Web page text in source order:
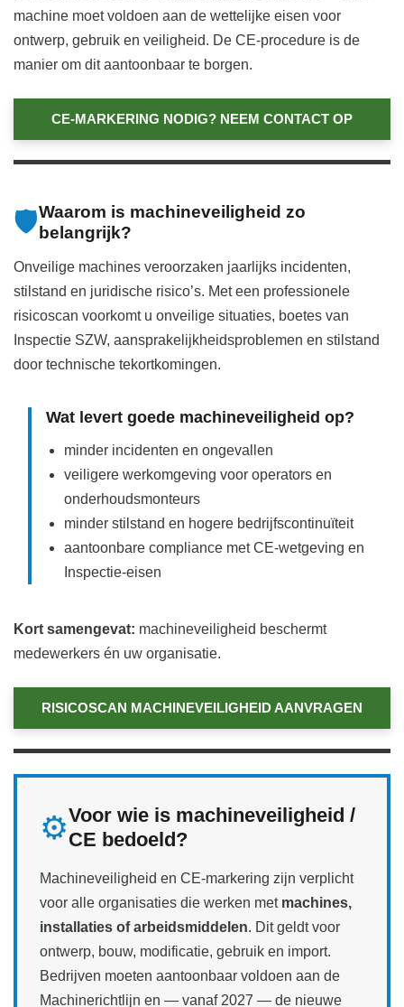
machine moet voldoen aan de wettelijke eisen voor
ontwerp, gebruik en veiligheid. De CE‑procedure is de
manier om dit aantoonbaar te borgen.
CE‑MARKERING NODIG? NEEM CONTACT OP
🛡️Waarom is machineveiligheid zo
belangrijk?
Onveilige machines veroorzaken jaarlijks incidenten,
stilstand en juridische risico’s. Met een professionele
risicoscan voorkomt u onveilige situaties, boetes van
Inspectie SZW, aansprakelijkheidsproblemen en stilstand
door technische tekortkomingen.
Wat levert goede machineveiligheid op?
minder incidenten en ongevallen
veiligere werkomgeving voor operators en
onderhoudsmonteurs
minder stilstand en hogere bedrijfscontinuïteit
aantoonbare compliance met CE‑wetgeving en
Inspectie‑eisen
Kort samengevat: machineveiligheid beschermt
medewerkers én uw organisatie.
RISICOSCAN MACHINEVEILIGHEID AANVRAGEN
⚙️Voor wie is machineveiligheid /
CE bedoeld?
Machineveiligheid en CE‑markering zijn verplicht
voor alle organisaties die werken met machines,
installaties of arbeidsmiddelen. Dit geldt voor
ontwerp, bouw, modificatie, gebruik en import.
Bedrijven moeten aantoonbaar voldoen aan de
Machinerichtlijn en — vanaf 2027 — de nieuwe